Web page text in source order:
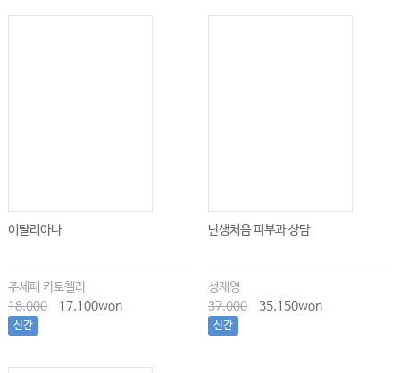
이탈리아나
주세페 카토첼라
18,000
17,100won
신간
난생처음 피부과 상담
성재영
37,000
35,150won
신간